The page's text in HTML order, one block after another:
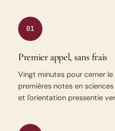
01
Premier appel, sans frais
Vingt minutes pour cerner le
premières notes en
et l'orientation pressentie